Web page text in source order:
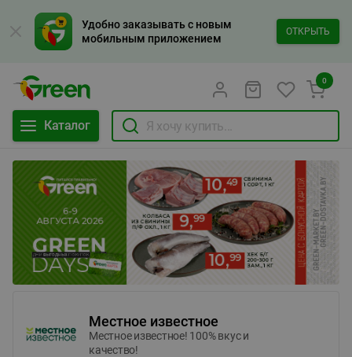
Удобно заказывать с новым
мобильным приложением
ОТКРЫТЬ
Каталог
0
Местное известное
Местное известное! 100% вкус и
качество!